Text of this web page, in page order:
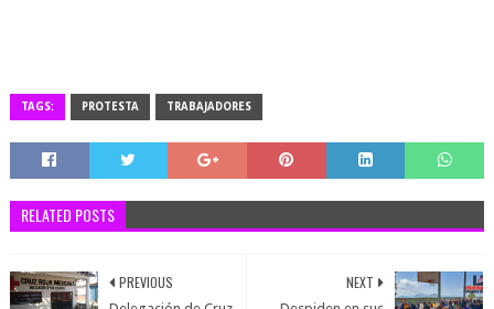
TAGS: PROTESTA TRABAJADORES
RELATED POSTS
NEXT
PREVIOUS